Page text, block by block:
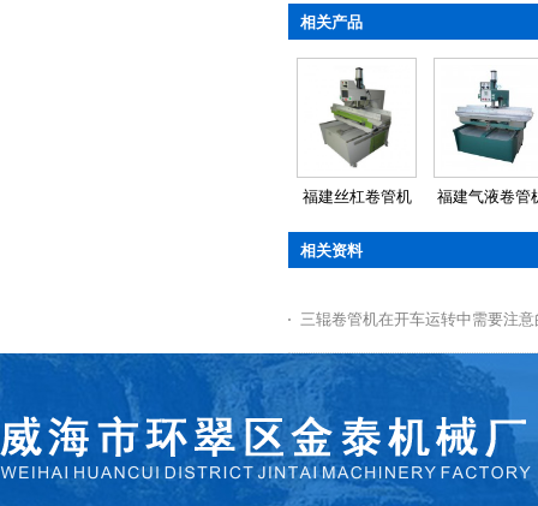
相关产品
福建丝杠卷管机 福建气液卷管
相关资料
三辊卷管机在开车运转中需要注